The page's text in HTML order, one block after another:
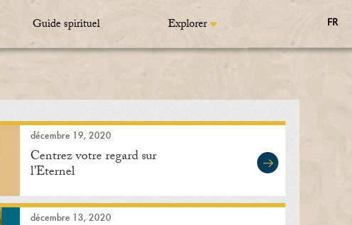
Guide spirituel Explorer FR
décembre 19, 2020
Centrez votre regard sur
l’Eternel
décembre 13, 2020